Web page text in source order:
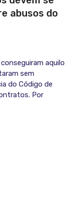
abusos do
aquilo
sem
do Código de
Por